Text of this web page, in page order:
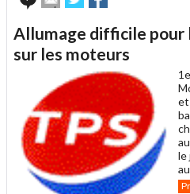
cet
à
un
ami
sur sur
Allumage difficile pour
sur les moteurs
et
le